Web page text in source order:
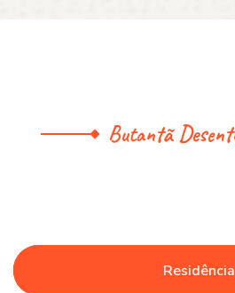
Butantã
Residência